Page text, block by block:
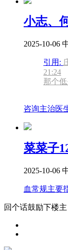
小志、
2025-10-06
引用:
21:24
那个
咨询主治医
菜菜子
2025-10-06
血常规主要
回个话鼓励下楼主